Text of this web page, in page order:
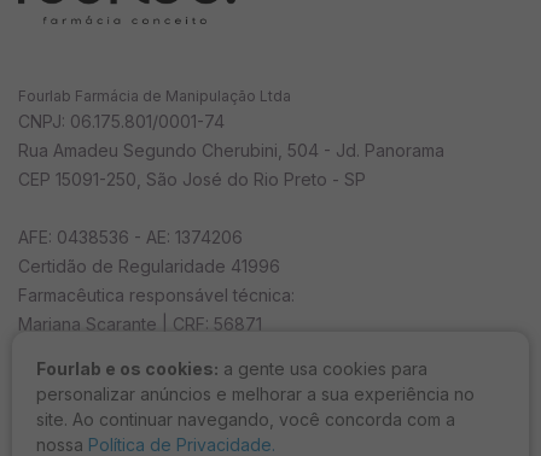
Fourlab e os cookies: a gente usa cookies para
personalizar anúncios e melhorar a sua experiência no
site. Ao continuar navegando, você concorda com a
nossa Política de Privacidade.
RDC/44 de 17 de agosto de 2009, Artigo 58.
produto e não substituem a orientação de um
profissional habilitado.
Nunca compre medicamento ou cosmético sem orientação
de um profissional habilitado
água em abundância
Em caso de hipersensibilidade ao produto, recomenda-se
descontinuar o uso e procurar orientação médica
Fourlab Farmácia de Manipulação Ltda
CNPJ: 06.175.801/0001-74
Rua Amadeu Segundo Cherubini, 504 - Jd. Panorama
CEP 15091-250, São José do Rio Preto - SP
AFE: 0438536 - AE: 1374206
Certidão de Regularidade 41996
Farmacêutica responsável técnica:
Mariana Scarante | CRF: 56871
Horário de funcionamento
seg a sex das 08h às 18h e sáb das 8h ao 12h